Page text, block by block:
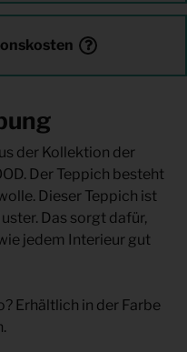
der Kollektion der
Der Teppich besteht
Dieser Teppich ist
Das sorgt dafür,
jedem Interieur gut
Erhältlich in der Farbe